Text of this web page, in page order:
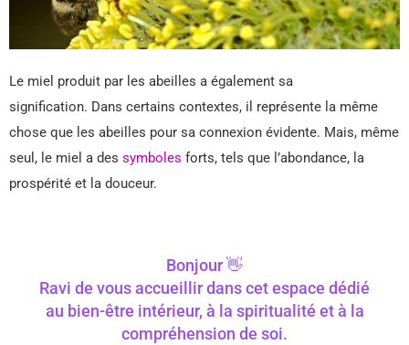
Le miel produit par les abeilles a également sa
signification. Dans certains contextes, il représente la même
chose que les abeilles pour sa connexion évidente. Mais, même
seul, le miel a des symboles forts, tels que l’abondance, la
prospérité et la douceur.
Bonjour 👋
Ravi de vous accueillir dans cet espace dédié
au bien-être intérieur, à la spiritualité et à la
compréhension de soi.